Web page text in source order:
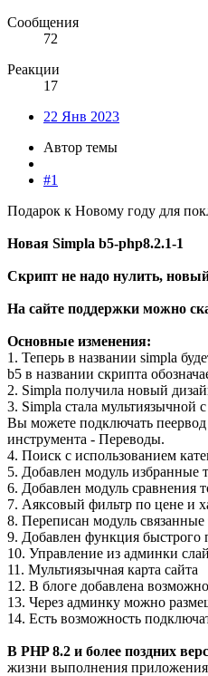
Сообщения
72
Реакции
17
22 Янв 2023
Автор темы
#1
Подарок к Новому году для
Новая Simpla b5-php8.2.1-1
Скрипт не надо нулить,
На сайте поддержки можно
Основные изменения:
1. Теперь в названии simpla
b5 в названии скрипта
2. Simpla получила новый
3. Simpla стала мультиязычной
Вы можете подключать пеервод
инструмента - Переводы.
4. Поиск с использованием
5. Добавлен модуль избранные
6. Добавлен модуль сравнения
7. Аяксовый фильтр по цене и
8. Переписан модуль связанные
9. Добавлен функция быстрого
10. Управление из админки
11. Мультиязычная карта сайта
12. В блоге добавлена
13. Через админку можно
14. Есть возможность
В PHP 8.2 и более поздних
жизни выполнения